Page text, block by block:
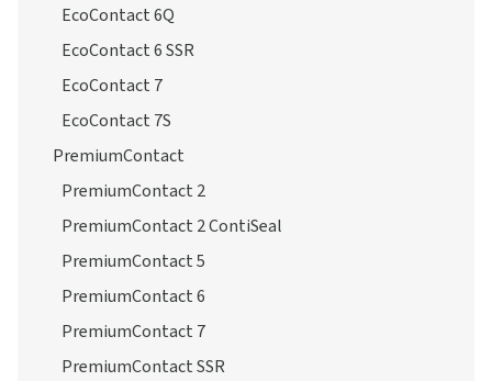
EcoContact 6Q
EcoContact 6 SSR
EcoContact 7
EcoContact 7S
PremiumContact
PremiumContact 2
PremiumContact 2 ContiSeal
PremiumContact 5
PremiumContact 6
PremiumContact 7
PremiumContact SSR